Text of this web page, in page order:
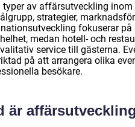
typer av affärsutveckling
strategier,
fokuserar
medan hotell- och
service till gästerna.
på att arrangera olika
besökare.
är